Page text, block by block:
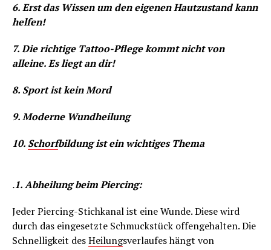
6. Erst das Wissen um den eigenen Hautzustand kann
helfen!
7. Die richtige Tattoo-Pflege kommt nicht von
alleine. Es liegt an dir!
8. Sport ist kein Mord
9. Moderne Wundheilung
10. Schorfbildung ist ein wichtiges Thema
.1. Abheilung beim Piercing:
Jeder Piercing-Stichkanal ist eine Wunde. Diese wird
durch das eingesetzte Schmuckstück offengehalten. Die
Schnelligkeit desHeilungsverlaufes hängt von